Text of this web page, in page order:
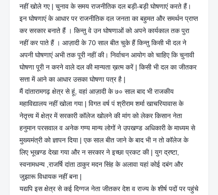
नहीं खोले गए | चुनाव के समय राजनीतिक दल बड़ी-बड़ी घोषणाएं करते हैं।
इन घोषणाएं के आधार पर राजनीतिक दल जनता का बहुमत और समर्थन प्राप्त
कर सरकार बनाते हैं । किन्तु वे उन घोषणाओं को अपने कार्यकाल तक पुरा
नहीं कर पाते हैं । आज़ादी के 70 साल बीत चुके हैं किन्तु किसी भी दल ने
अपनी घोषणाएं अभी तक पूरी नहीं की। निर्वाचन आयोग को चाहिए कि चुनावी
घोषणा पूरी न करने वाले दल की मान्यता ख़त्म करें | किसी भी दल का जीतकर
सत्ता में आने का आधार उसका घोषणा पत्र है |
मैं दांतारामगढ़ क्षेत्र से हूं, वहां आज़ादी के ७० साल बाद भी राजकीय
महाविद्यालय नहीं खोला गया | विगत वर्ष पं श्रीराम शर्मा खाचरियावास के
नेतृत्त्व में क्षेत्र में सरकारी कॉलेज खोलने की मांग को लेकर किसान नेता
हनुमान परसवाल व अनेक गण्य मान्य लोगों ने उपखण्ड अधिकारी के माध्यम से
मुख्यमंत्री को ज्ञापन दिया | एक साल बीत जाने के बाद भी न तो कॉलेज के
लिए भूखण्ड देखा गया और न सरकार ने इच्छा प्रकट की | युग द्रष्टा,
स्वनामधन्य ,राजर्षि दांता ठाकुर मदन सिंह के अलावा यहां कोई दबंग और
जुझारू विधायक नहीं बना |
यद्यपि इस क्षेत्र से कई दिग्गज नेता जीतकर देश व राज्य के शीर्ष पदों पर पहुंचे